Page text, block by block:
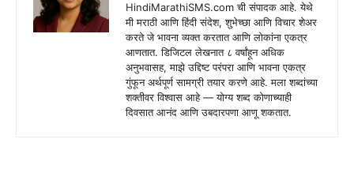
HindiMarathiSMS.com ची संपादक आहे. येथे
मी मराठी आणि हिंदी संदेश, शुभेच्छा आणि विचार शेअर
करते जे भावना व्यक्त करतात आणि लोकांना एकत्र
आणतात. डिजिटल लेखनात ८ वर्षांहून अधिक
अनुभवासह, माझे उद्दिष्ट परंपरा आणि भावना एकत्र
गुंफून अर्थपूर्ण सामग्री तयार करणे आहे. मला शब्दांच्या
शक्तीवर विश्वास आहे — योग्य शब्द कोणाच्याही
दिवसात आनंद आणि उबदारपणा आणू शकतात.